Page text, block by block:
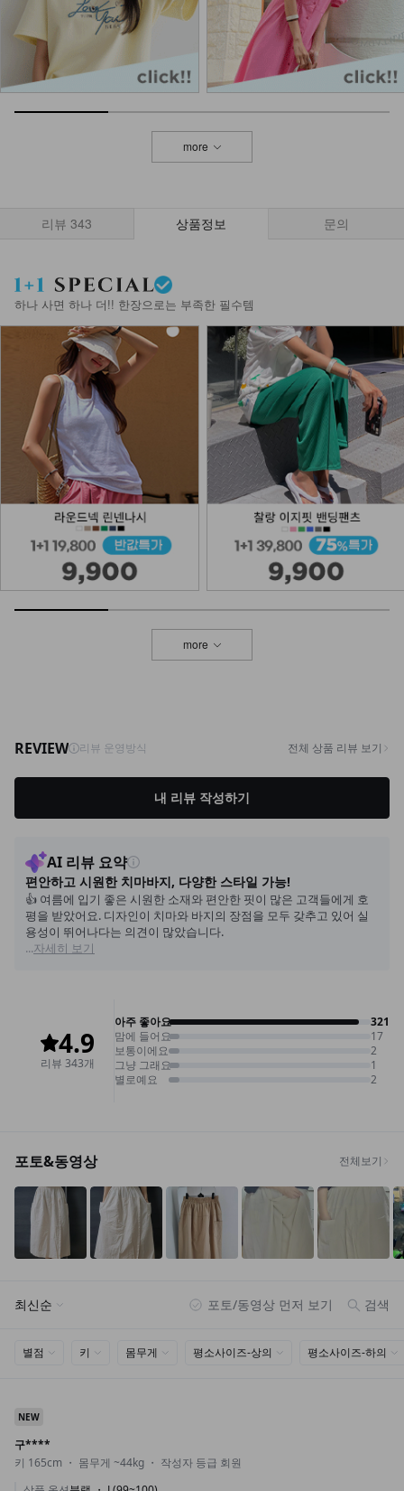
7,900
NKA62-BS-11/아망드 라탄 숄더백
21,900
more
리뷰 343 상품정보 문의
하나 사면 하나 더!! 한장으로는 부족한 필수템
more